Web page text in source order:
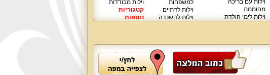
וילות עם בריכה
מחוממת
וילות לימי הולדת
למשפחות
וילות לדתיים
וילות להשכרה
וילות מבודדות
קטגוריות
נוספות